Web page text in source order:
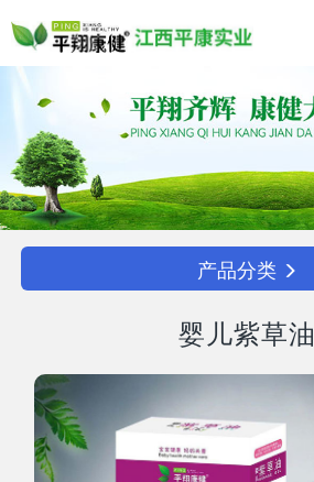
产品分类
婴儿紫草油